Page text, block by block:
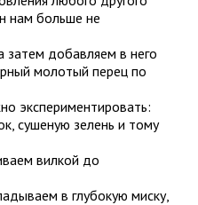
нам больше не
затем добавляем в него
молотый перец по
экспериментировать:
сушеную зелень и тому
вилкой до
в глубокую миску,